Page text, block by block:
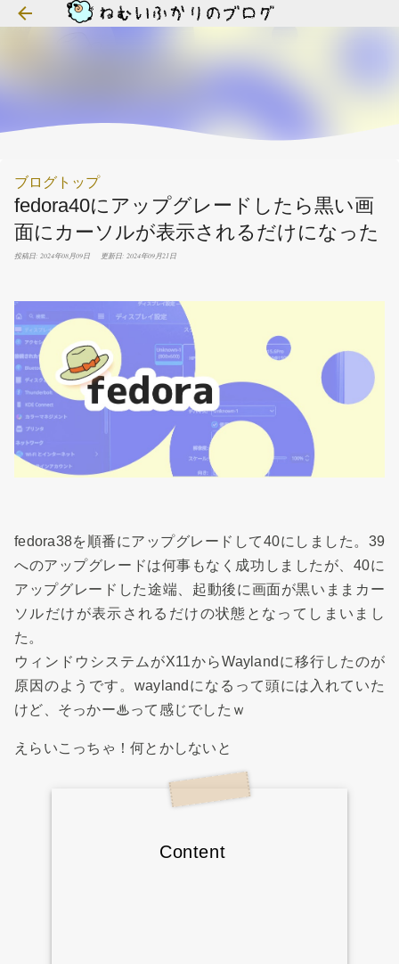
スキップしてメイン コンテンツに移動
ブログトップ
fedora40にアップグレードしたら黒い画
面にカーソルが表示されるだけになった
投稿日: 2024年08月09日 更新日: 2024年09月21日
fedora38を順番にアップグレードして40にしました。39
へのアップグレードは何事もなく成功しましたが、40に
アップグレードした途端、起動後に画面が黒いままカー
ソルだけが表示されるだけの状態となってしまいまし
た。
ウィンドウシステムがX11からWaylandに移行したのが
原因のようです。waylandになるって頭には入れていた
けど、そっかー♨って感じでしたｗ
えらいこっちゃ！何とかしないと
Content